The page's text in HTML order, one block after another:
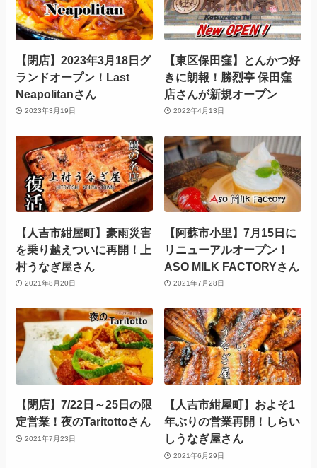
【閉店】2023年3月18日グ
ランドオープン！Last
Neapolitanさん
2023年3月19日
【東区保田窪】とんかつ好
きに朗報！勝烈亭 保田窪
店さんが新規オープン
2022年4月13日
【人吉市紺屋町】豪雨災害
を乗り越えついに再開！上
村うなぎ屋さん
2021年8月20日
【阿蘇市小里】7月15日に
リニューアルオープン！
ASO MILK FACTORYさん
2021年7月28日
【閉店】7/22日～25日の限
定営業！⁡夜のTaritottoさん
2021年7月23日
【人吉市紺屋町】およそ1
年ぶりの営業再開！しらい
しうなぎ屋さん
2021年6月29日